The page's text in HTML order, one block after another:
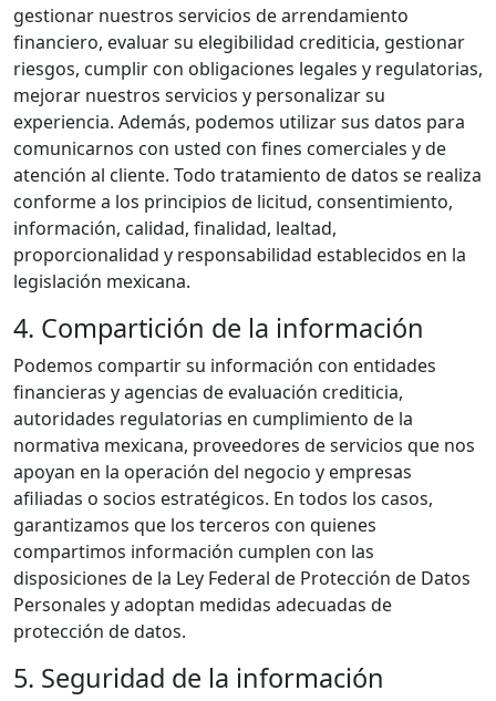
gestionar nuestros servicios de arrendamiento
financiero, evaluar su elegibilidad crediticia, gestionar
riesgos, cumplir con obligaciones legales y regulatorias,
mejorar nuestros servicios y personalizar su
experiencia. Además, podemos utilizar sus datos para
comunicarnos con usted con fines comerciales y de
atención al cliente. Todo tratamiento de datos se realiza
conforme a los principios de licitud, consentimiento,
información, calidad, finalidad, lealtad,
proporcionalidad y responsabilidad establecidos en la
legislación mexicana.
4. Compartición de la información
Podemos compartir su información con entidades
financieras y agencias de evaluación crediticia,
autoridades regulatorias en cumplimiento de la
normativa mexicana, proveedores de servicios que nos
apoyan en la operación del negocio y empresas
afiliadas o socios estratégicos. En todos los casos,
garantizamos que los terceros con quienes
compartimos información cumplen con las
disposiciones de la Ley Federal de Protección de Datos
Personales y adoptan medidas adecuadas de
protección de datos.
5. Seguridad de la información